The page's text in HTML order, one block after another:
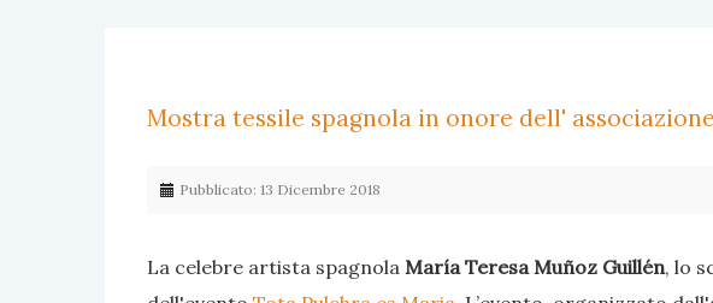
Mostra tessile spagnola in onore dell'
Pubblicato: 13 Dicembre 2018
La celebre artista spagnola María Teresa Muñoz Guillén, lo